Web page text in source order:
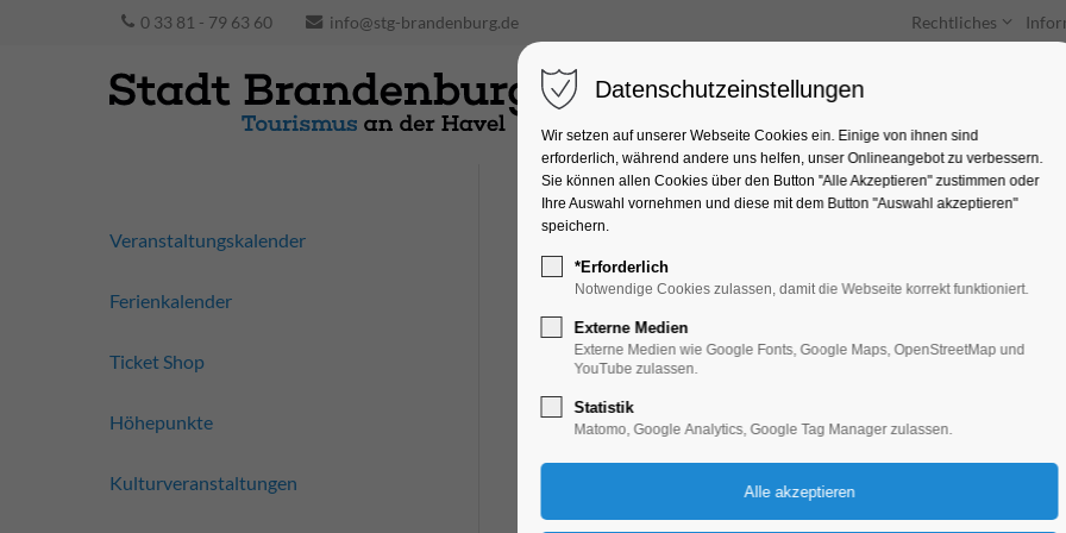
0 33 81 - 79 63 60 info@stg-brandenburg.de Rechtliches
Unterkünfte Entdecken & Erleben
Kochduell um den
Ferienkalender, Kinder, Jugend, Mitmach-
17.07.2026, 15:00–20:00
Veranstaltungskalender
Ferienkalender
Ticket Shop
Höhepunkte
Kulturveranstaltungen
Datenschutzeinstellungen
Wir setzen auf unserer Webseite Cookies ein. Einige von ihnen sind
erforderlich, während andere uns helfen, unser Onlineangebot zu verbessern.
Sie können allen Cookies über den Button "Alle Akzeptieren" zustimmen oder
Ihre Auswahl vornehmen und diese mit dem Button "Auswahl akzeptieren"
speichern.
*Erforderlich
Notwendige Cookies zulassen, damit die Webseite korrekt funktioniert.
Externe Medien
Externe Medien wie Google Fonts, Google Maps, OpenStreetMap und
YouTube zulassen.
Statistik
Matomo, Google Analytics, Google Tag Manager zulassen.